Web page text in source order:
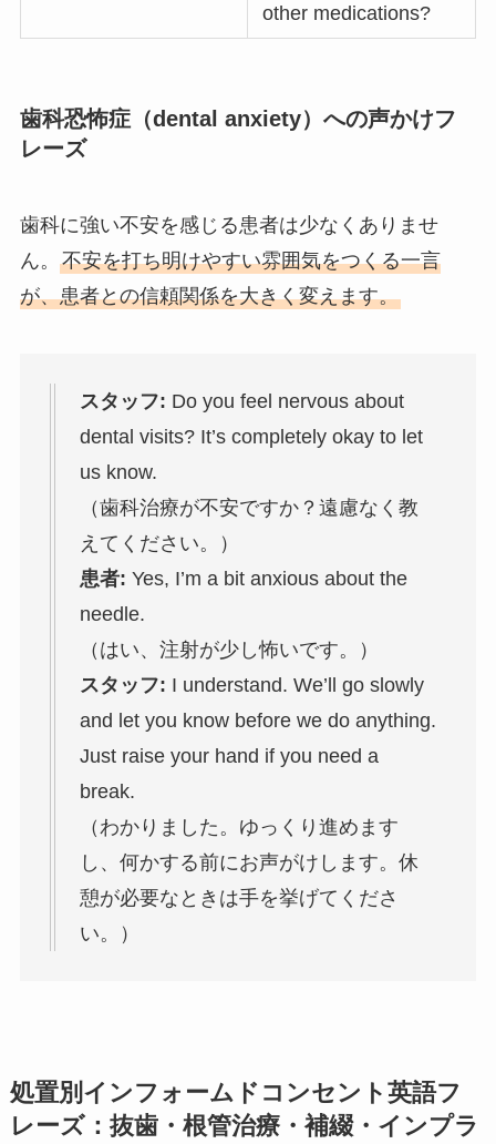
other medications?
歯科恐怖症（dental anxiety）への声かけフ
レーズ
歯科に強い不安を感じる患者は少なくありませ
ん。 不安を打ち明けやすい雰囲気をつくる一言
が、患者との信頼関係を大きく変えます。
スタッフ: Do you feel nervous about
dental visits? It’s completely okay to let
us know.
（歯科治療が不安ですか？遠慮なく教
えてください。）
患者: Yes, I’m a bit anxious about the
needle.
（はい、注射が少し怖いです。）
スタッフ: I understand. We’ll go slowly
and let you know before we do anything.
Just raise your hand if you need a
break.
（わかりました。ゆっくり進めます
し、何かする前にお声がけします。休
憩が必要なときは手を挙げてくださ
い。）
処置別インフォームドコンセント英語フ
レーズ：抜歯・根管治療・補綴・インプラ